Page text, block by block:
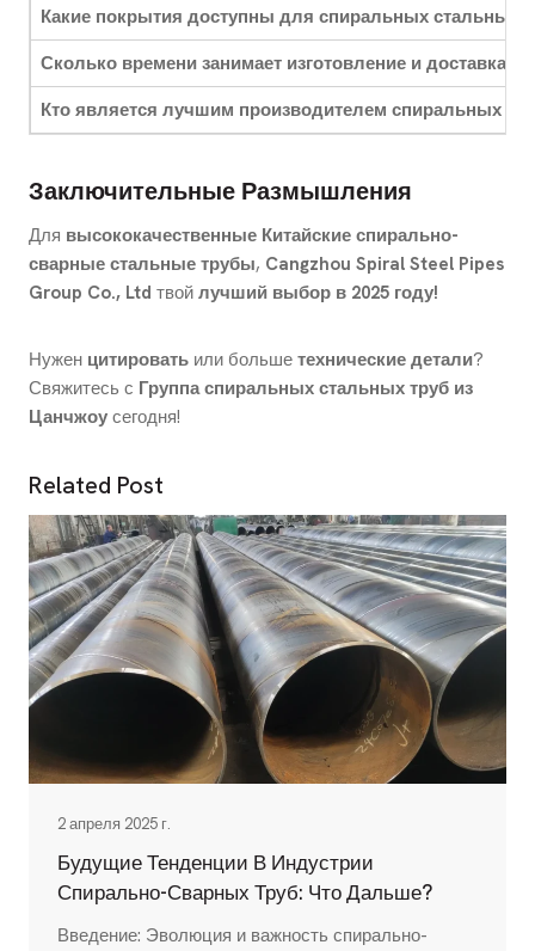
Какие покрытия доступны для спиральных стальных
Сколько времени занимает изготовление и доставка?
Кто является лучшим производителем спиральных
Заключительные Размышления
Для высококачественные Китайские спирально-
сварные стальные трубы, Cangzhou Spiral Steel Pipes
Group Co., Ltd твой лучший выбор в 2025 году!
Нужен цитировать или больше технические детали?
Свяжитесь с Группа спиральных стальных труб из
Цанчжоу сегодня!
Related Post
2 апреля 2025 г.
Будущие Тенденции В Индустрии
Спирально-Сварных Труб: Что Дальше?
Введение: Эволюция и важность спирально-